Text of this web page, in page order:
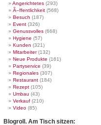
Angerichtetes (293)
Ã–ffentlichkeit (568)
Besuch (187)
Event (326)
Genussvolles (668)
Hygiene (57)
Kunden (321)
Mitarbeiter(132)
Neue Produkte (161)
Partyservice (39)
Regionales (307)
Restaurant (184)
Rezept (105)
Umbau (43)
Verkauf (210)
Video (85)
Blogroll. Am Tisch sitzen: